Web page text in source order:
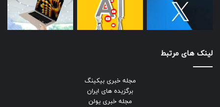
لینک های مرتبط
مجله خبری بیکینگ
برگزیده های ایران
مجله خبری یولن